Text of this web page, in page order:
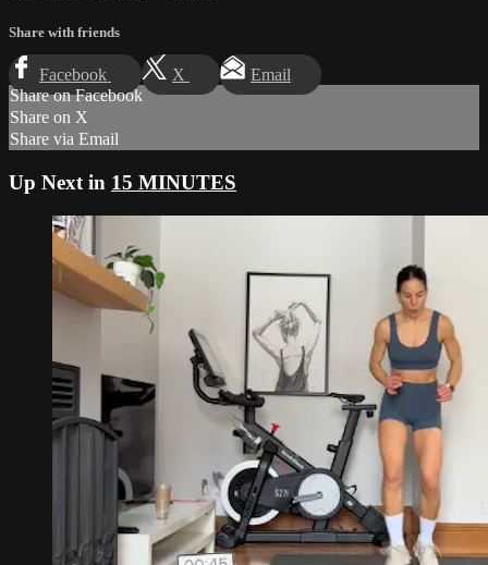
Share with friends
Facebook X
Email
Share on Facebook
Share on X
Share via Email
Up Next in 15 MINUTES